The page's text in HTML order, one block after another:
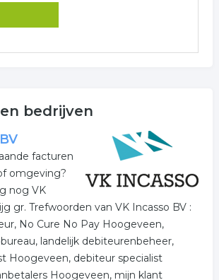
bedrijven
facturen
omgeving?
nog VK
gr. Trefwoorden van VK Incasso BV :
No Cure No Pay Hoogeveen,
landelijk debiteurenbeheer,
Hoogeveen, debiteur specialist
Hoogeveen, mijn klant